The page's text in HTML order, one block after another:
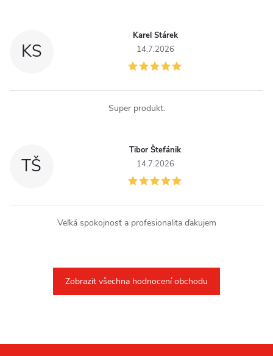
KS
Karel Stárek
14.7.2026
Super produkt.
TŠ
Tibor Štefánik
14.7.2026
Veľká spokojnosť a profesionalita ďakujem
Zobrazit všechna hodnocení obchodu